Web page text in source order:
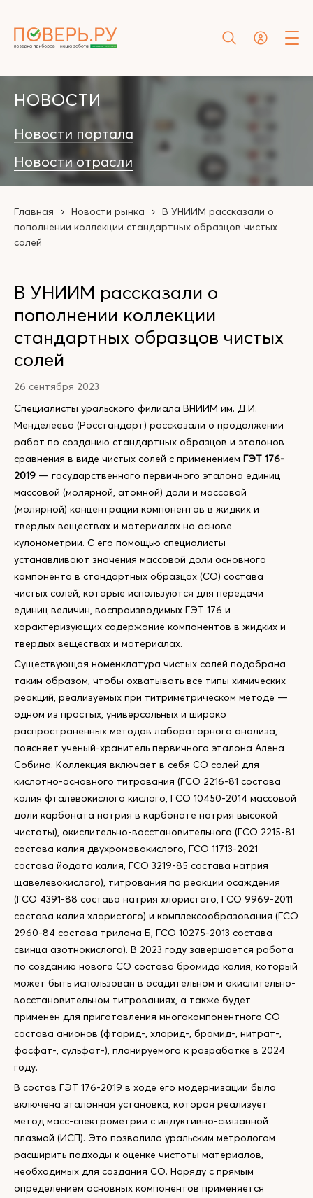
НОВОСТИ
Новости портала
Новости отрасли
Главная Новости рынка
В УНИИМ рассказали о
пополнении коллекции стандартных образцов чистых
солей
В УНИИМ рассказали о
пополнении коллекции
стандартных образцов чистых
солей
26 сентября 2023
Специалисты уральского филиала ВНИИМ им. Д.И.
Менделеева (Росстандарт) рассказали о продолжении
работ по созданию стандартных образцов и эталонов
сравнения в виде чистых солей с применением ГЭТ 176-
2019 — государственного первичного эталона единиц
массовой (молярной, атомной) доли и массовой
(молярной) концентрации компонентов в жидких и
твердых веществах и материалах на основе
кулонометрии. С его помощью специалисты
устанавливают значения массовой доли основного
компонента в стандартных образцах (СО) состава
чистых солей, которые используются для передачи
единиц величин, воспроизводимых ГЭТ 176 и
характеризующих содержание компонентов в жидких и
твердых веществах и материалах.
Существующая номенклатура чистых солей подобрана
таким образом, чтобы охватывать все типы химических
реакций, реализуемых при титриметрическом методе —
одном из простых, универсальных и широко
распространенных методов лабораторного анализа,
поясняет ученый-хранитель первичного эталона Алена
Собина. Коллекция включает в себя СО солей для
кислотно-основного титрования (ГСО 2216-81 состава
калия фталевокислого кислого, ГСО 10450-2014 массовой
доли карбоната натрия в карбонате натрия высокой
чистоты), окислительно-восстановительного (ГСО 2215-81
состава калия двухромовокислого, ГСО 11713-2021
состава йодата калия, ГСО 3219-85 состава натрия
щавелевокислого), титрования по реакции осаждения
(ГСО 4391-88 состава натрия хлористого, ГСО 9969-2011
состава калия хлористого) и комплексообразования (ГСО
2960-84 состава трилона Б, ГСО 10275-2013 состава
свинца азотнокислого). В 2023 году завершается работа
по созданию нового СО состава бромида калия, который
может быть использован в осадительном и окислительно-
восстановительном титрованиях, а также будет
применен для приготовления многокомпонентного СО
состава анионов (фторид-, хлорид-, бромид-, нитрат-,
фосфат-, сульфат-), планируемого к разработке в 2024
году.
В состав ГЭТ 176-2019 в ходе его модернизации была
включена эталонная установка, которая реализует
метод масс-спектрометрии с индуктивно-связанной
плазмой (ИСП). Это позволило уральским метрологам
расширить подходы к оценке чистоты материалов,
необходимых для создания СО. Наряду с прямым
определением основных компонентов применяется